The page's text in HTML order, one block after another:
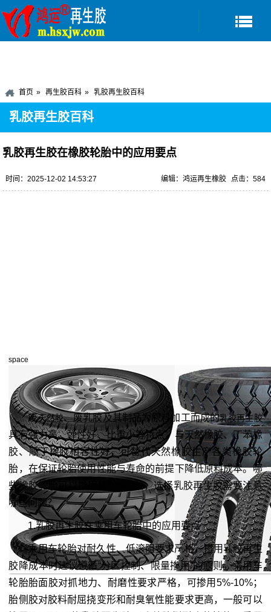
首页 再生胶百科 乳胶再生胶百科
乳胶再生胶百科
乳胶再生胶在橡胶轮胎中的应用要点
时间：2025-12-02 14:53:27 点击：584
编辑：鸿运再生橡胶
space
废天然胶、废乳胶及其制品为原料加工而成的乳胶再生胶
具有强力高、弹性好、比重小等特点，与天然橡胶、丁苯橡
胶、顺丁橡胶相容性好，可替代天然橡胶生产各类橡胶轮
胎，在保证轮胎使用性能与寿命的前提下降低原料成本。哪
些橡胶轮胎可以掺用乳胶
，选择乳胶再生胶需要注意
哪些问题？
1.乳胶再生胶在乘用车轮胎中的应用要点
乘用车轮胎对耐久性、低滚阻要求严格，掺用乳胶再生
胶降成本时建议遵循“分区控制、限量掺用”的原则。乘用车
轮胎胎面胶对抓地力、耐磨性要求严格，可掺用5%-10%；
胎侧胶对胶料耐屈挠变形和耐臭氧性能要求更高，一般可以